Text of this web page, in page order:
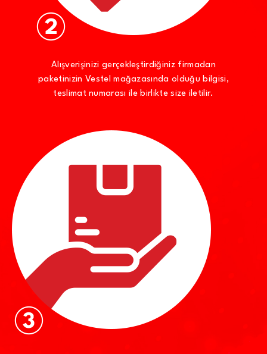
Alışverişinizi gerçekleştirdiğiniz firmadan
paketinizin Vestel mağazasında olduğu bilgisi,
teslimat numarası ile birlikte size iletilir.